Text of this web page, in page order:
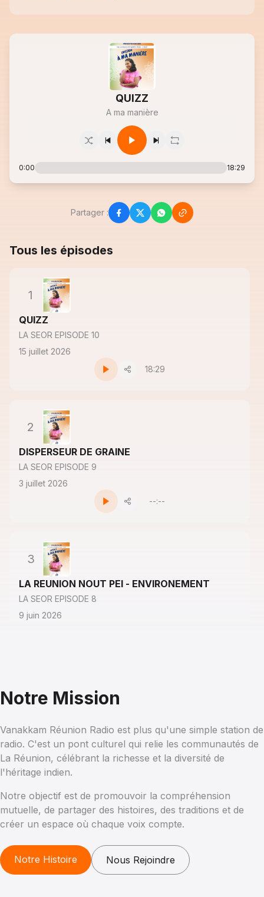
QUIZZ
A ma manière
0:00 18:29
Partager :
Tous les épisodes
1
QUIZZ
LA SEOR EPISODE 10
15 juillet 2026
18:29
2
DISPERSEUR DE GRAINE
LA SEOR EPISODE 9
3 juillet 2026
--:--
3
LA REUNION NOUT PEI - ENVIRONEMENT
LA SEOR EPISODE 8
9 juin 2026
4
LA SEOR EPISODE 7
4 juin 2026
--:--
5
LA REUNION NOUT PEI - LES CÂBLES AÉRIENS
LA SEOR EPISODE 6
Notre Mission
Vanakkam Réunion Radio est plus qu'une simple station de
radio. C'est un pont culturel qui relie les communautés de
La Réunion, célébrant la richesse et la diversité de
l'héritage indien.
Notre objectif est de promouvoir la compréhension
mutuelle, de partager des histoires, des traditions et de
créer un espace où chaque voix compte.
Notre Histoire Nous Rejoindre